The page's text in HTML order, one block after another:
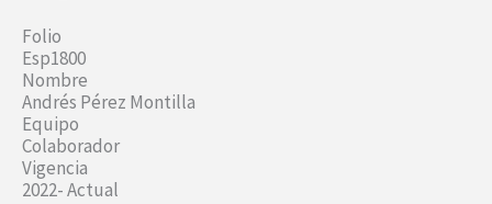
Folio
Esp1800
Nombre
Andrés Pérez Montilla
Equipo
Colaborador
Vigencia
2022- Actual